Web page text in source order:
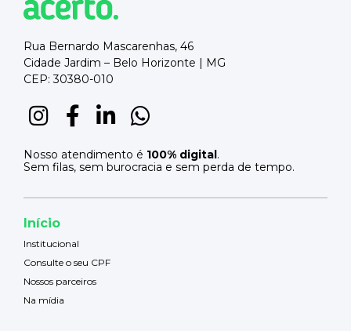
Rua Bernardo Mascarenhas, 46
Cidade Jardim – Belo Horizonte | MG
CEP: 30380-010
Nosso atendimento é 100% digital.
Sem filas, sem burocracia e sem perda de tempo.
Início
Institucional
Consulte o seu CPF
Nossos parceiros
Na mídia